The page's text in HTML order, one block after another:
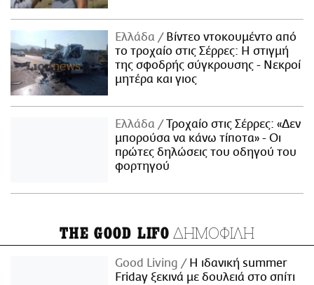
Ελλάδα
Βίντεο ντοκουμέντο από
το τροχαίο στις Σέρρες: Η στιγμή
της σφοδρής σύγκρουσης - Νεκροί
μητέρα και γιος
Ελλάδα
Τροχαίο στις Σέρρες: «Δεν
μπορούσα να κάνω τίποτα» - Οι
πρώτες δηλώσεις του οδηγού του
φορτηγού
THE GOOD LIFO ΔΗΜΟΦΙΛΗ
Good Living
Η ιδανική summer
Friday ξεκινά με δουλειά στο σπίτι